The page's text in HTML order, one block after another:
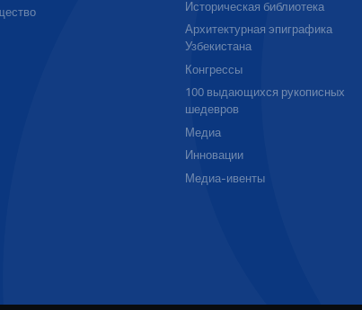
Историческая библиотека
Архитектурная эпиграфика
Узбекистана
Конгрессы
100 выдающихся рукописных
шедевров
Медиа
Инновации
Медиа-ивенты